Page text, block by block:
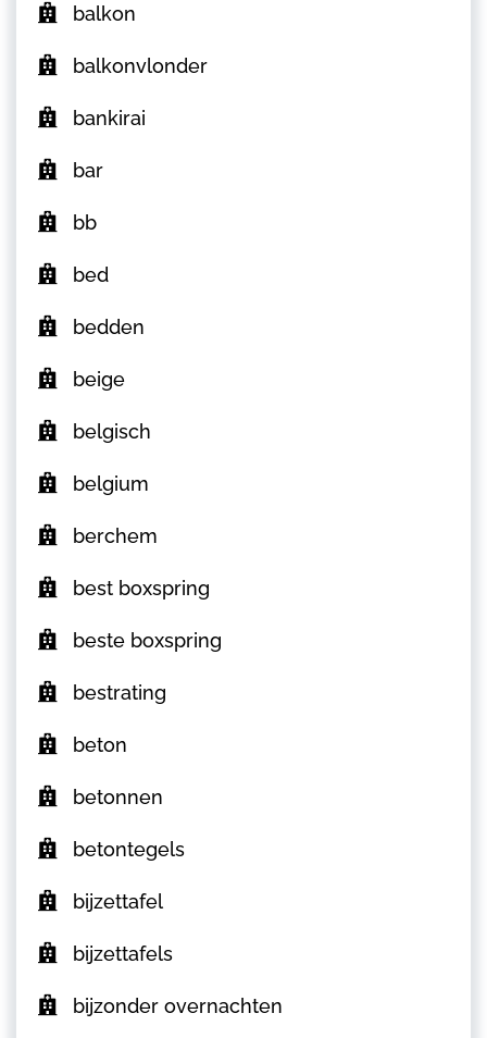
balkon
balkonvlonder
bankirai
bar
bb
bed
bedden
beige
belgisch
belgium
berchem
best boxspring
beste boxspring
bestrating
beton
betonnen
betontegels
bijzettafel
bijzettafels
bijzonder overnachten